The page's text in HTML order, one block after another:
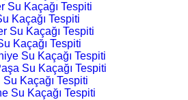
Su Kaçağı Tespiti
Kaçağı Tespiti
Su Kaçağı Tespiti
Kaçağı Tespiti
Su Kaçağı Tespiti
Su Kaçağı Tespiti
Kaçağı Tespiti
Su Kaçağı Tespiti